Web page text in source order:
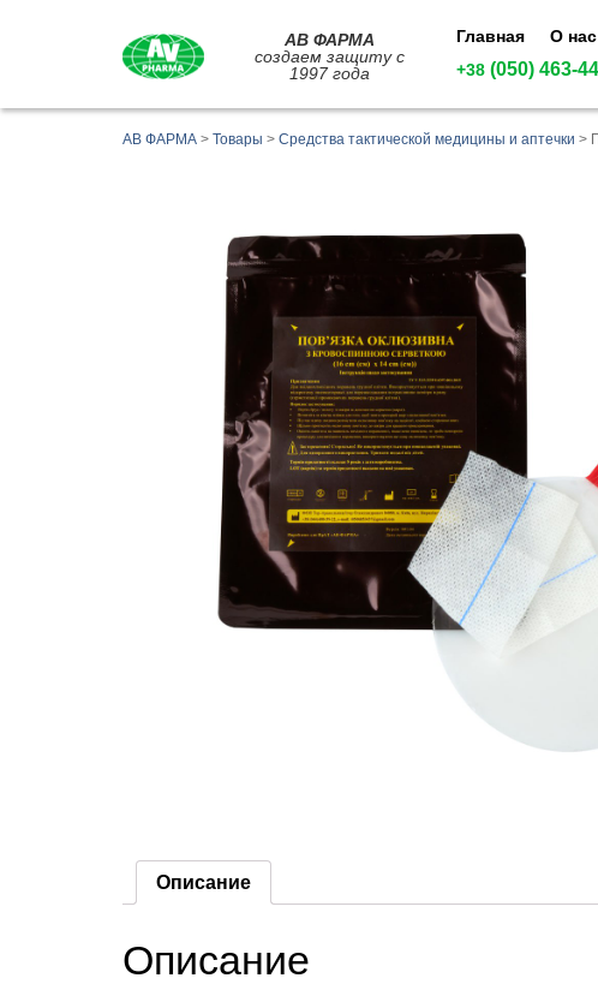
АВ ФАРМА
создаем защиту с
1997 года
Главная О нас
+38(050) 463-
АВ ФАРМА > Товары > Средства тактической медицины и аптечки >
Описание
Описание